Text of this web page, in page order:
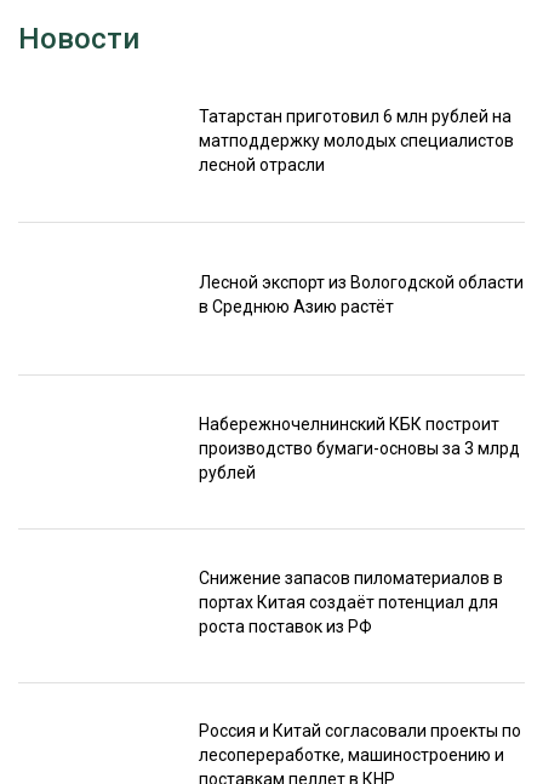
Новости
Татарстан приготовил 6 млн рублей на
матподдержку молодых специалистов
лесной отрасли
Лесной экспорт из Вологодской области
в Среднюю Азию растёт
Набережночелнинский КБК построит
производство бумаги-основы за 3 млрд
рублей
Снижение запасов пиломатериалов в
портах Китая создаёт потенциал для
роста поставок из РФ
Россия и Китай согласовали проекты по
лесопереработке, машиностроению и
поставкам пеллет в КНР